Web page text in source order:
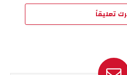
تعليقاً